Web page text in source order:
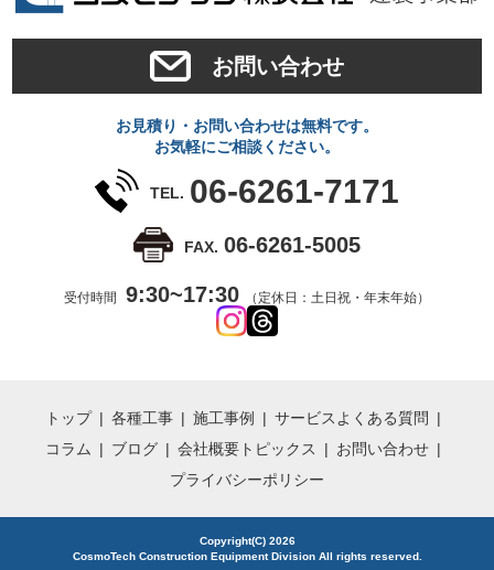
お問い合わせ
お見積り・お問い合わせは無料です。
お気軽にご相談ください。
TEL. 06-6261-7171
FAX. 06-6261-5005
受付時間 9:30~17:30 （定休日：土日祝・年末年始）
トップ 各種工事 施工事例 サービス よくある質問
コラム
ブログ 会社概要 トピックス
お問い合わせ
プライバシーポリシー
Copyright(C) 2026
CosmoTech Construction Equipment Division All rights reserved.